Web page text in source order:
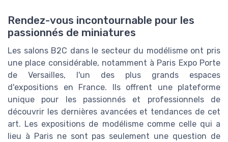
Rendez-vous incontournable pour les
passionnés de miniatures
Les salons B2C dans le secteur du modélisme ont pris
une place considérable, notamment à Paris Expo Porte
de Versailles, l'un des plus grands espaces
d'expositions en France. Ils offrent une plateforme
unique pour les passionnés et professionnels de
découvrir les dernières avancées et tendances de cet
art. Les expositions de modélisme comme celle qui a
lieu à Paris ne sont pas seulement une question de